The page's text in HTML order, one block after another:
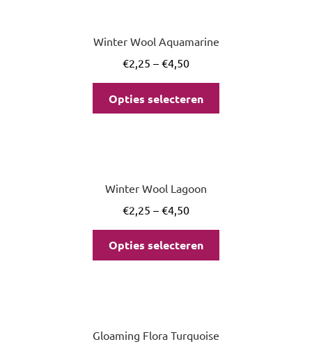
Winter Wool Aquamarine
€2,25 – €4,50
Opties selecteren
Winter Wool Lagoon
€2,25 – €4,50
Opties selecteren
Gloaming Flora Turquoise